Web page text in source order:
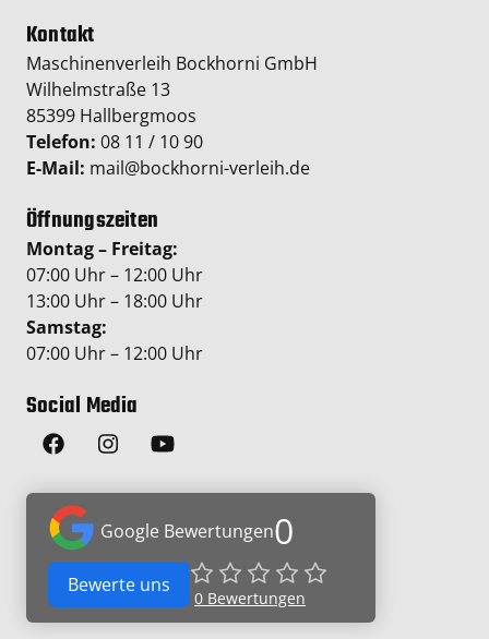
Kontakt
Maschinenverleih Bockhorni GmbH
Wilhelmstraße 13
85399 Hallbergmoos
Telefon: 08 11 / 10 90
E-Mail: mail@bockhorni-verleih.de
Öffnungszeiten
Montag – Freitag:
07:00 Uhr – 12:00 Uhr
13:00 Uhr – 18:00 Uhr
Samstag:
07:00 Uhr – 12:00 Uhr
Social Media
Google Bewertungen0
Bewerte uns
0 Bewertungen